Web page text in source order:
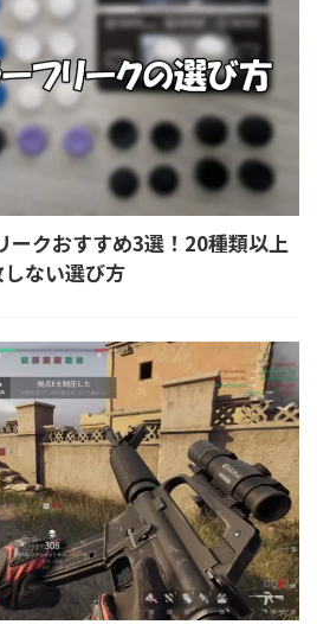
ークおすすめ3選！20種類以上
ない選び方